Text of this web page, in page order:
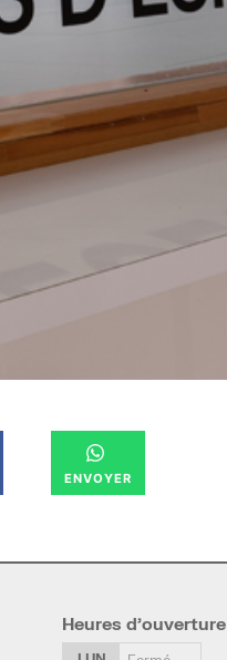
ENVOYER
Heures d’ouverture